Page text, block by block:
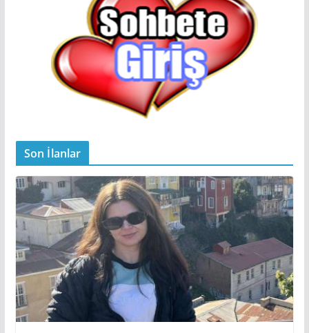
Son İlanlar